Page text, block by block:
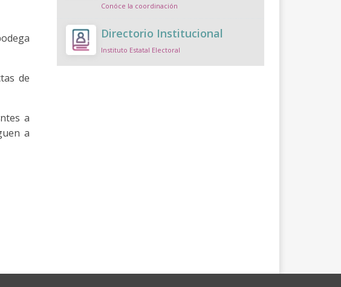
de
a
a
Conóce la coordinación
Directorio Institucional
Instituto Estatal Electoral